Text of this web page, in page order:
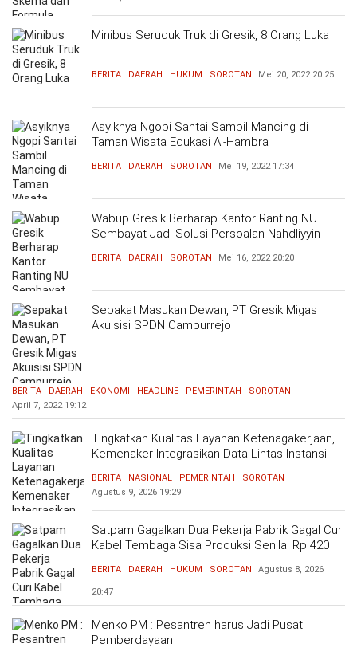
Minibus Seruduk Truk di Gresik, 8 Orang Luka
BERITA DAERAH HUKUM SOROTAN Mei 20, 2022 20:25
Asyiknya Ngopi Santai Sambil Mancing di
Taman Wisata Edukasi Al-Hambra
BERITA DAERAH SOROTAN Mei 19, 2022 17:34
Wabup Gresik Berharap Kantor Ranting NU
Sembayat Jadi Solusi Persoalan Nahdliyyin
BERITA DAERAH SOROTAN Mei 16, 2022 20:20
Sepakat Masukan Dewan, PT Gresik Migas
Akuisisi SPDN Campurrejo
BERITA DAERAH EKONOMI HEADLINE PEMERINTAH
SOROTAN
April 7, 2022 19:12
Tingkatkan Kualitas Layanan Ketenagakerjaan,
Kemenaker Integrasikan Data Lintas Instansi
BERITA NASIONAL PEMERINTAH
SOROTAN
Agustus 9, 2026 19:29
Satpam Gagalkan Dua Pekerja Pabrik Gagal Curi
Kabel Tembaga Sisa Produksi Senilai Rp 420
BERITA DAERAH HUKUM SOROTAN Agustus 8, 2026
20:47
Menko PM : Pesantren harus Jadi Pusat
Pemberdayaan